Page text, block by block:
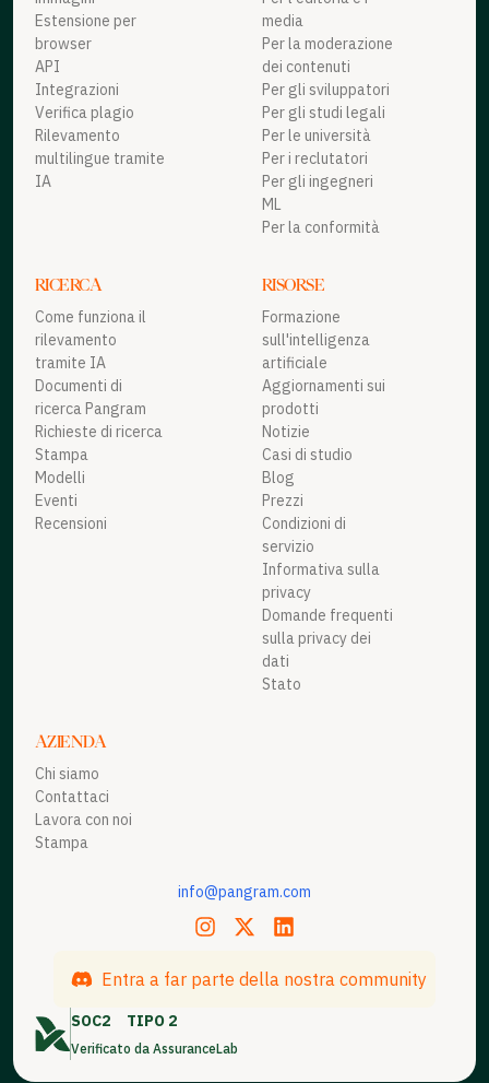
Estensione per
browser
API
Integrazioni
Verifica plagio
Rilevamento
multilingue tramite
IA
media
Per la moderazione
dei contenuti
Per gli sviluppatori
Per gli studi legali
Per le università
Per i reclutatori
Per gli ingegneri
ML
Per la conformità
RICERCA
Come funziona il
rilevamento
tramite IA
Documenti di
ricerca Pangram
Richieste di ricerca
Stampa
Modelli
Eventi
Recensioni
RISORSE
Formazione
sull'intelligenza
artificiale
Aggiornamenti sui
prodotti
Notizie
Casi di studio
Blog
Prezzi
Condizioni di
servizio
Informativa sulla
privacy
Domande frequenti
sulla privacy dei
dati
Stato
AZIENDA
Chi siamo
Contattaci
Lavora con noi
Stampa
SOC2 TIPO 2
Verificato da AssuranceLab
info@pangram.com
Entra a far parte della nostra community